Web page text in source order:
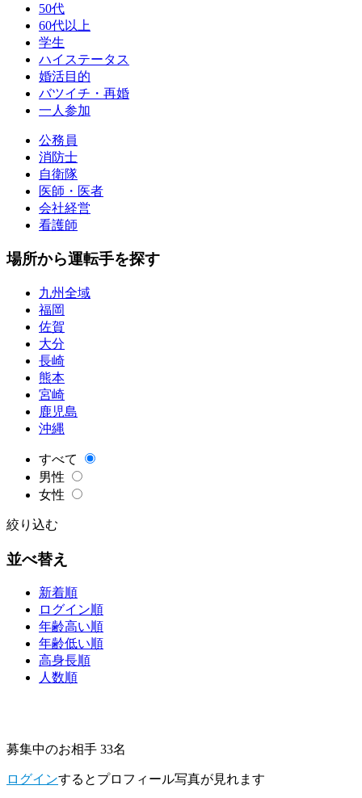
50代
60代以上
学生
ハイステータス
婚活目的
バツイチ・再婚
一人参加
公務員
消防士
自衛隊
医師・医者
会社経営
看護師
場所から運転手を探す
九州全域
福岡
佐賀
大分
長崎
熊本
宮崎
鹿児島
沖縄
すべて
男性
女性
絞り込む
並べ替え
新着順
ログイン順
年齢高い順
年齢低い順
高身長順
人数順
募集中のお相手 33名
ログインするとプロフィール写真が見れます